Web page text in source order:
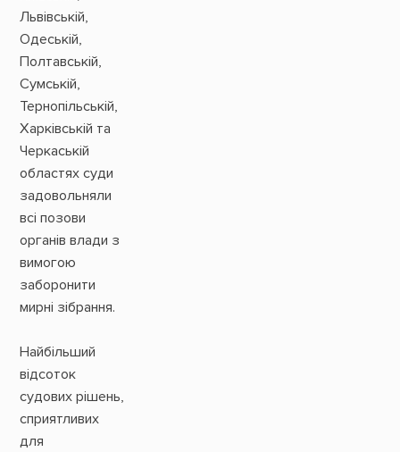
Львівській,
Одеській,
Полтавській,
Сумській,
Тернопільській,
Харківській та
Черкаській
областях суди
задовольняли
всі позови
органів влади з
вимогою
заборонити
мирні зібрання.
Найбільший
відсоток
судових рішень,
сприятливих
для